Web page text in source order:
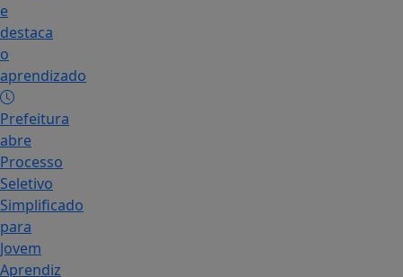
e
destaca
o
aprendizado
Prefeitura
abre
Processo
Seletivo
Simplificado
para
Jovem
Aprendiz